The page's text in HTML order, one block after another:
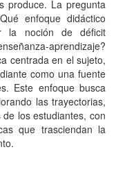
produce. La pregunta
enfoque didáctico
la noción de déficit
aprendizaje?
centrada en el sujeto,
como una fuente
Este enfoque busca
las trayectorias,
los estudiantes, con
que trasciendan la